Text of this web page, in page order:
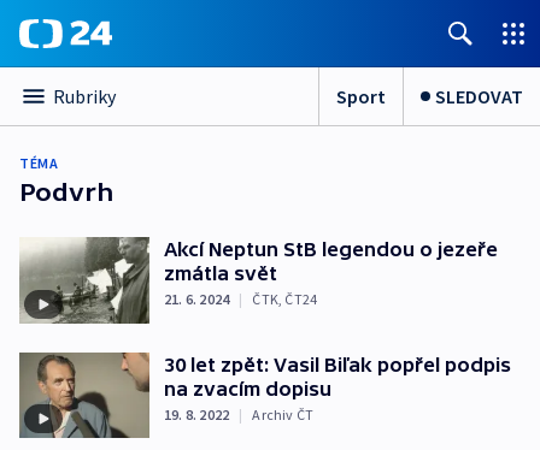
Rubriky Sport SLEDOVAT
TÉMA
Podvrh
Akcí Neptun StB legendou o jezeře
zmátla svět
21. 6. 2024 | ČTK, ČT24
30 let zpět: Vasil Biľak popřel podpis
na zvacím dopisu
19. 8. 2022 | Archiv ČT